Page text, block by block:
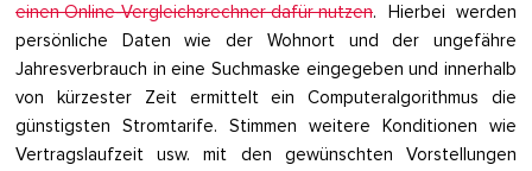
einen Online-Vergleichsrechner dafür nutzen. Hierbei werden
persönliche Daten wie der Wohnort und der ungefähre
Jahresverbrauch in eine Suchmaske eingegeben und innerhalb
von kürzester Zeit ermittelt ein Computeralgorithmus die
günstigsten Stromtarife. Stimmen weitere Konditionen wie
Vertragslaufzeit usw. mit den gewünschten Vorstellungen